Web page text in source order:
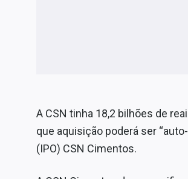
A CSN tinha 18,2 bilhões de
que aquisição poderá ser
(IPO) CSN Cimentos.